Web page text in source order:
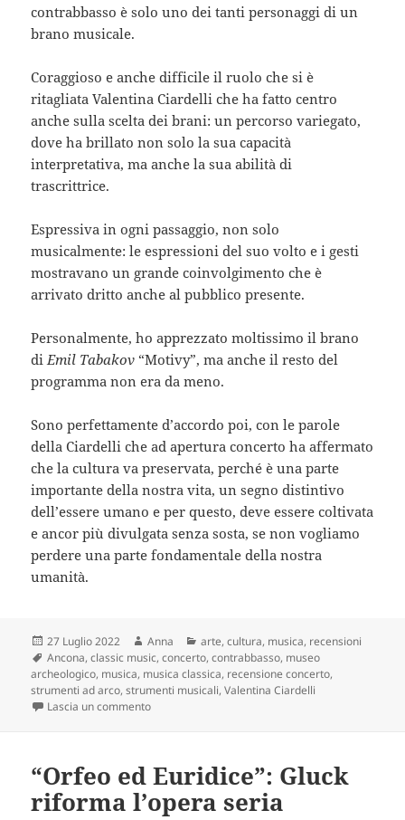
contrabbasso è solo uno dei tanti personaggi di un
brano musicale.
Coraggioso e anche difficile il ruolo che si è
ritagliata Valentina Ciardelli che ha fatto centro
anche sulla scelta dei brani: un percorso variegato,
dove ha brillato non solo la sua capacità
interpretativa, ma anche la sua abilità di
trascrittrice.
Espressiva in ogni passaggio, non solo
musicalmente: le espressioni del suo volto e i gesti
mostravano un grande coinvolgimento che è
arrivato dritto anche al pubblico presente.
Personalmente, ho apprezzato moltissimo il brano
di Emil Tabakov “Motivy”, ma anche il resto del
programma non era da meno.
Sono perfettamente d’accordo poi, con le parole
della Ciardelli che ad apertura concerto ha affermato
che la cultura va preservata, perché è una parte
importante della nostra vita, un segno distintivo
dell’essere umano e per questo, deve essere coltivata
e ancor più divulgata senza sosta, se non vogliamo
perdere una parte fondamentale della nostra
umanità.
Scritto
il
27 Luglio 2022 Autore
Anna Categorie
arte,cultura, musica, recensioni
Tag
Ancona,classic music,concerto,contrabbasso, museo
archeologico, musica, musica classica, recensione concerto,
strumenti ad arco,strumenti musicali,Valentina Ciardelli
Lascia un commentosu Valentina Ciardelli e il contrabbasso, questo
“Orfeo ed Euridice”: Gluck
riforma l’opera seria